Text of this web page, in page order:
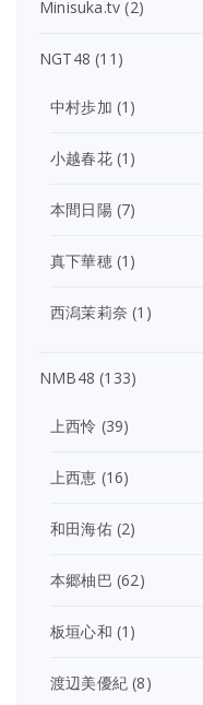
Minisuka.tv (2)
NGT48 (11)
中村歩加 (1)
小越春花(1)
本間日陽(7)
真下華穂(1)
西潟茉莉奈 (1)
NMB48 (133)
上西怜 (39)
上西恵 (16)
和田海佑(2)
本郷柚巴 (62)
板垣心和 (1)
渡辺美優紀 (8)